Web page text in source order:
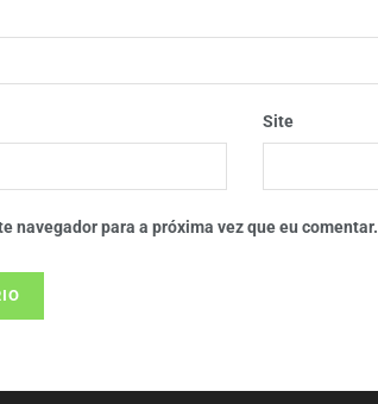
Site
navegador para a próxima vez que eu comentar.